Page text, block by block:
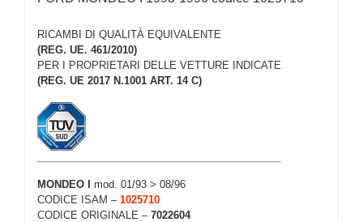
RICAMBI DI QUALITÀ EQUIVALENTE
(REG. UE. 461/2010)
PER I PROPRIETARI DELLE VETTURE INDICATE
(REG. UE 2017 N.1001 ART. 14 C)
MONDEO I mod. 01/93 > 08/96
CODICE ISAM – 1025710
CODICE ORIGINALE – 7022604